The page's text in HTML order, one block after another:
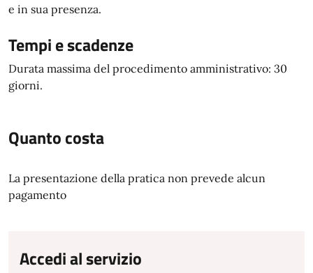
e in sua presenza.
Tempi e scadenze
Durata massima del procedimento amministrativo: 30
giorni.
Quanto costa
La presentazione della pratica non prevede alcun
pagamento
Accedi al servizio